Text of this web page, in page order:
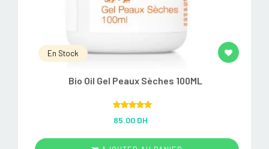
En Stock
Bio Oil Gel Peaux Sèches 100ML
out of 5
85.00 DH